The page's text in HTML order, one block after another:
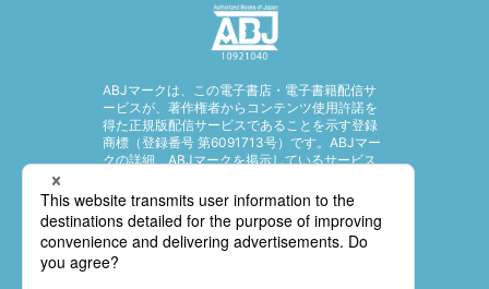
ABJマークは、この電子書店・電子書籍配信サ
ービスが、著作権者からコンテンツ使用許諾を
得た正規版配信サービスであることを示す登録
商標（登録番号 第6091713号）です。ABJマー
クの詳細、ABJマークを掲示しているサービス